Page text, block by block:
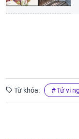
Từ khóa: Tử vi